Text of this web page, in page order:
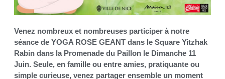
Venez nombreux et nombreuses participer à notre
séance de YOGA ROSE GEANT dans le Square Yitzhak
Rabin dans la Promenade du Paillon le Dimanche 11
Juin. Seule, en famille ou entre amies, pratiquante ou
simple curieuse, venez partager ensemble un moment